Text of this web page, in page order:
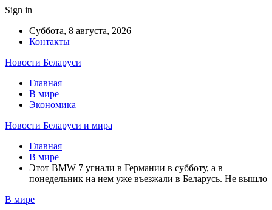
Sign in
Суббота, 8 августа, 2026
Контакты
Новости Беларуси
Главная
В мире
Экономика
Новости Беларуси и мира
Главная
В мире
Этот BMW 7 угнали в Германии в субботу, а в
понедельник на нем уже въезжали в Беларусь. Не вышло
В мире